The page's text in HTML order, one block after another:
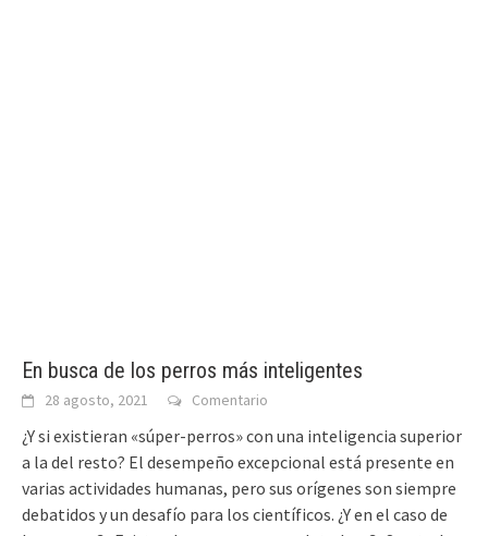
En busca de los perros más inteligentes
28 agosto, 2021 Comentario
¿Y si existieran «súper-perros» con una inteligencia superior
a la del resto? El desempeño excepcional está presente en
varias actividades humanas, pero sus orígenes son siempre
debatidos y un desafío para los científicos. ¿Y en el caso de